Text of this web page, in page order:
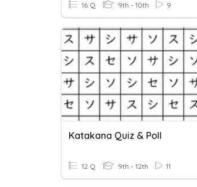
16 Q 9th - 10th 9
Katakana Quiz & Poll
12 Q 9th - 12th 11